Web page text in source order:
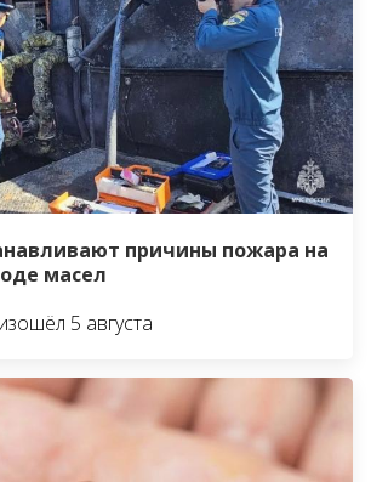
причины пожара на
масел
5 августа